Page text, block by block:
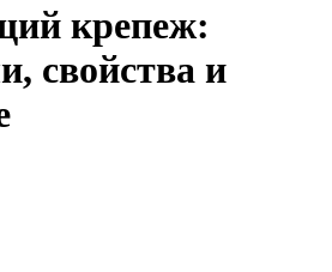
крепеж:
свойства и